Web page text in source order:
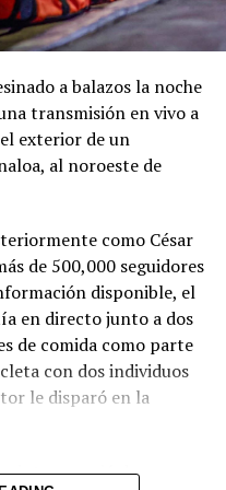
en la cárcel por
final que
a balazos la noche
transmisión en vivo a
exterior de un
al noroeste de
como César
de 500,000 seguidores
disponible, el
en directo junto a dos
de comida como parte
con dos individuos
le disparó en la
interrumpió de